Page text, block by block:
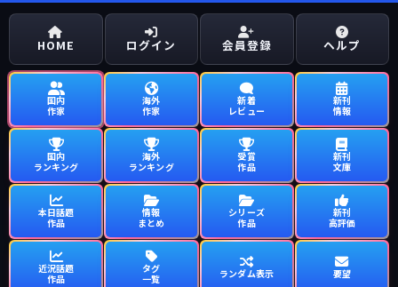
HOME ログイン 会員登録 ヘルプ
国内
作家
海外
作家
新着
レビュー
新刊
情報
国内
ランキング
海外
ランキング
受賞
作品
新刊
文庫
本日話題
作品
情報
まとめ
シリーズ
作品
新刊
高評価
近況話題
作品
タグ
一覧
ランダム表示 要望